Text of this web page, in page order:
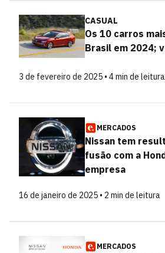
CASUAL
Os 10 carros
Brasil em 2024;
3 de fevereiro de 2025 • 4 min de leitura
MERCADOS
Nissan tem
fusão com a
empresa
16 de janeiro de 2025 • 2 min de leitura
MERCADOS